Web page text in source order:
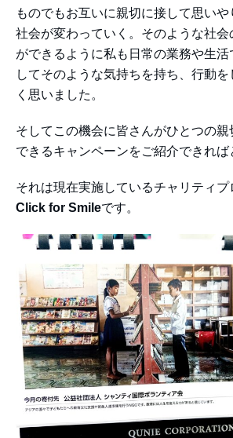
ものでもお互いに親切に接して思い
社会が変わっていく。そのような社会
ができるように私も日常の業務や生
してそのような気持ちを持ち、行動
く思いました。
そしてこの機会に皆さんがひとつの
できるキャンペーンをご紹介できれば
それは現在実施しているチャリティプ
Click for Smileです。